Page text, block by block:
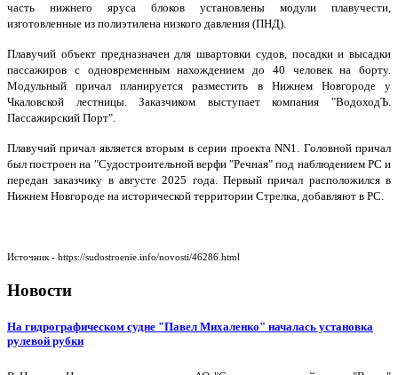
часть нижнего яруса блоков установлены модули плавучести,
изготовленные из полиэтилена низкого давления (ПНД).
Плавучий объект предназначен для швартовки судов, посадки и высадки
пассажиров с одновременным нахождением до 40 человек на борту.
Модульный причал планируется разместить в Нижнем Новгороде у
Чкаловской лестницы. Заказчиком выступает компания "ВодоходЪ.
Пассажирский Порт".
Плавучий причал является вторым в серии проекта NN1. Головной причал
был построен на "Судостроительной верфи "Речная" под наблюдением РС и
передан заказчику в августе 2025 года. Первый причал расположился в
Нижнем Новгороде на исторической территории Стрелка, добавляют в РС.
Источник - https://sudostroenie.info/novosti/46286.html
Новости
На гидрографическом судне "Павел Михаленко" началась установка
рулевой рубки